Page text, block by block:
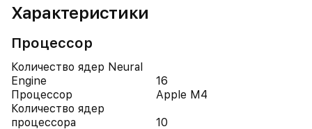
Характеристики
Процессор
Количество ядер Neural
Engine
16
Процессор
Apple M4
Количество ядер
процессора
10